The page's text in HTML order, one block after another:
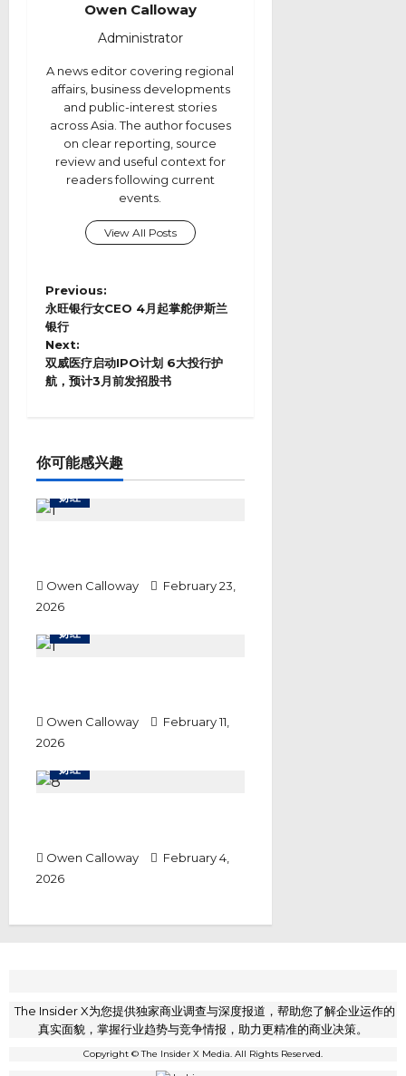
Owen Calloway
Administrator
A news editor covering regional
affairs, business developments
and public-interest stories
across Asia. The author focuses
on clear reporting, source
review and useful context for
readers following current
events.
View All Posts
P
o
s
t
n
a
a
t
i
o
Previous:
永旺银行女CEO 4月起掌舵伊斯兰
银行
Next:
双威医疗启动IPO计划 6大投行护
航，预计3月前发招股书
你可能感兴趣
财经
Owen Calloway
February 23,
2026
财经
Owen Calloway
February 11,
2026
财经
Owen Calloway
February 4,
2026
The Insider X为您提供独家商业调查与深度报道，帮助您了解企业运作的
真实面貌，掌握行业趋势与竞争情报，助力更精准的商业决策。
Copyright © The Insider X Media. All Rights Reserved.